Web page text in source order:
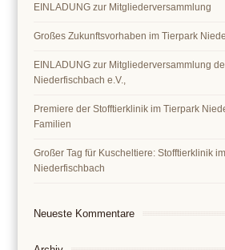
EINLADUNG zur Mitgliederversammlung
Großes Zukunftsvorhaben im Tierpark
EINLADUNG zur Mitgliederversammlung
Niederfischbach e.V.,
Premiere der Stofftierklinik im Tierpark
Familien
Großer Tag für Kuscheltiere: Stofftierklinik
Niederfischbach
Neueste Kommentare